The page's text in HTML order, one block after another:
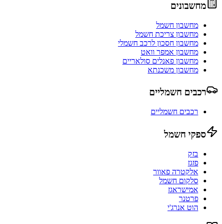
מחשבונים
מחשבון חשמל
מחשבון צריכת חשמל
מחשבון חסכון לרכב חשמלי
מחשבון אמפר וואט
מחשבון פאנלים סולאריים
מחשבון משכנתא
רכבים חשמליים
רכבים חשמליים
ספקי חשמל
בזק
פזגז
אלקטרה פאוור
סלקום חשמל
אמישראגז
פרטנר
הוט אנרג'י